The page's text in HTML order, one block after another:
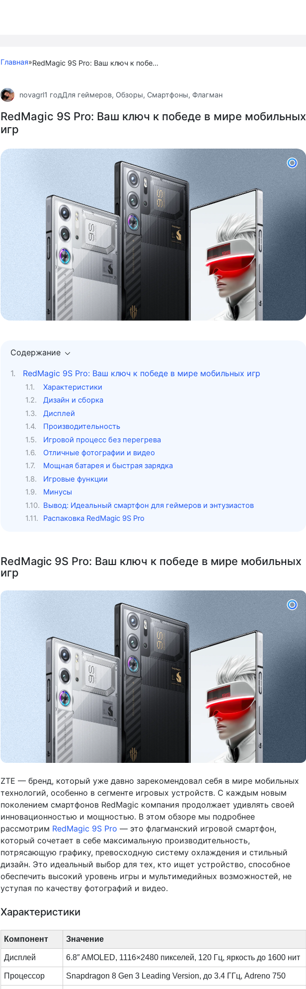
Главная» RedMagic 9S Pro: Ваш ключ к победе в мире мобильных игр
novagrl1 годДля геймеров, Обзоры, Смартфоны, Флагман
RedMagic 9S Pro: Ваш ключ к победе в мире мобильных
игр
Содержание
RedMagic 9S Pro: Ваш ключ к победе в мире мобильных игр
Характеристики
Дизайн и сборка
Дисплей
Производительность
Игровой процесс без перегрева
Отличные фотографии и видео
Мощная батарея и быстрая зарядка
Игровые функции
Минусы
Вывод: Идеальный смартфон для геймеров и энтузиастов
Распаковка RedMagic 9S Pro
RedMagic 9S Pro: Ваш ключ к победе в мире мобильных
игр
ZTE — бренд, который уже давно зарекомендовал себя в мире мобильных
технологий, особенно в сегменте игровых устройств. С каждым новым
поколением смартфонов RedMagic компания продолжает удивлять своей
инновационностью и мощностью. В этом обзоре мы подробнее
рассмотрим RedMagic 9S Pro — это флагманский игровой смартфон,
который сочетает в себе максимальную производительность,
потрясающую графику, превосходную систему охлаждения и стильный
дизайн. Это идеальный выбор для тех, кто ищет устройство, способное
обеспечить высокий уровень игры и мультимедийных возможностей, не
уступая по качеству фотографий и видео.
Характеристики
Компонент Значение
Дисплей 6.8″ AMOLED, 1116×2480 пикселей, 120 Гц, яркость до 1600 нит
Процессор Snapdragon 8 Gen 3 Leading Version, до 3.4 ГГц, Adreno 750